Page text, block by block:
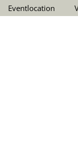
Eventlocation